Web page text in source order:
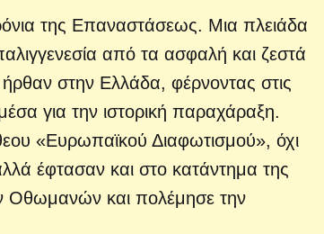
της Επαναστάσεως. Μια πλειάδα
από τα ασφαλή και ζεστά
στην Ελλάδα, φέρνοντας στις
για την ιστορική παραχάραξη.
«Ευρωπαϊκού Διαφωτισμού», όχι
έφτασαν και στο κατάντημα της
Οθωμανών και πολέμησε την